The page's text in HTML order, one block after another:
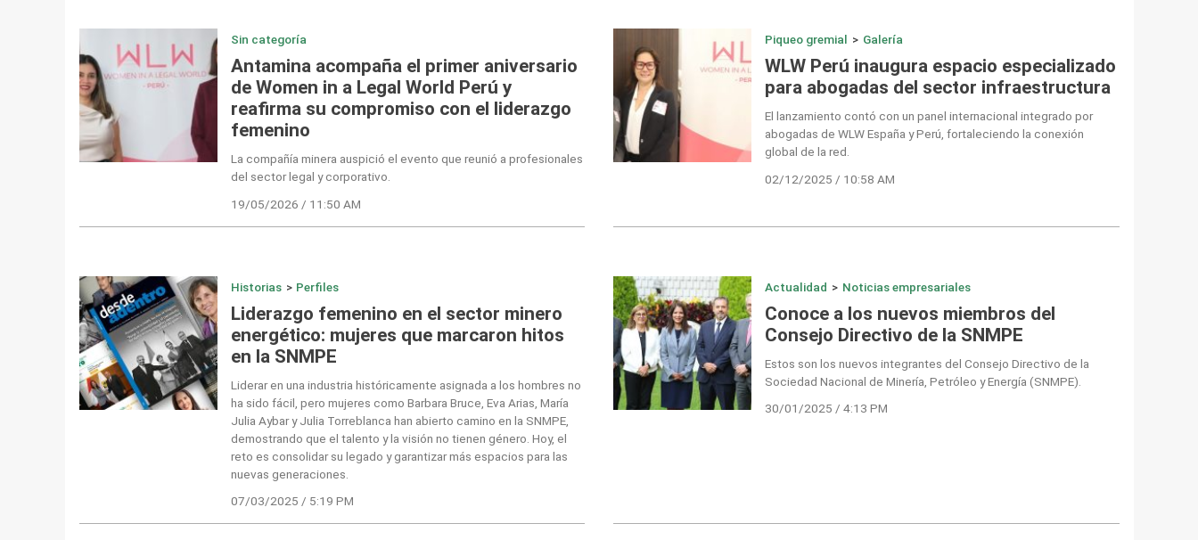
Sin categoría
Antamina acompaña el primer aniversario
de Women in a Legal World Perú y
reafirma su compromiso con el liderazgo
femenino
La compañía minera auspició el evento que reunió a profesionales
del sector legal y corporativo.
19/05/2026 / 11:50 AM
Piqueo gremial > Galería
WLW Perú inaugura espacio especializado
para abogadas del sector infraestructura
El lanzamiento contó con un panel internacional integrado por
abogadas de WLW España y Perú, fortaleciendo la conexión
global de la red.
02/12/2025 / 10:58 AM
Historias > Perfiles
Liderazgo femenino en el sector minero
energético: mujeres que marcaron hitos
en la SNMPE
Liderar en una industria históricamente asignada a los hombres no
ha sido fácil, pero mujeres como Barbara Bruce, Eva Arias, María
Julia Aybar y Julia Torreblanca han abierto camino en la SNMPE,
demostrando que el talento y la visión no tienen género. Hoy, el
reto es consolidar su legado y garantizar más espacios para las
nuevas generaciones.
07/03/2025 / 5:19 PM
Actualidad > Noticias empresariales
Conoce a los nuevos miembros del
Consejo Directivo de la SNMPE
Estos son los nuevos integrantes del Consejo Directivo de la
Sociedad Nacional de Minería, Petróleo y Energía (SNMPE).
30/01/2025 / 4:13 PM